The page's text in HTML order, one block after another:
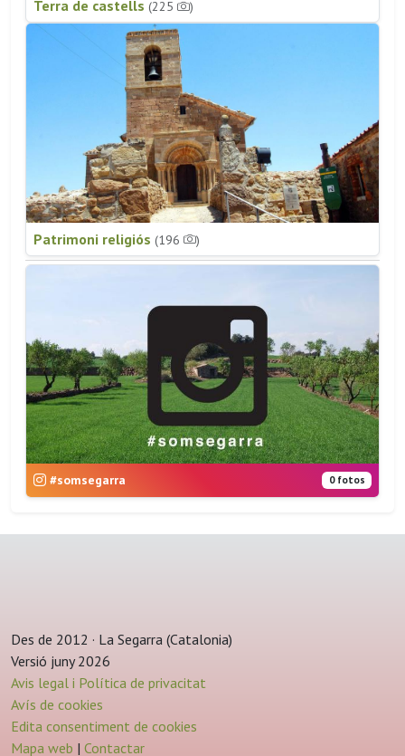
Terra de castells (225 )
Patrimoni religiós (196 )
#somsegarra 0 fotos
Des de 2012 · La Segarra (Catalonia)
Versió juny 2026
Avis legal i Política de privacitat
Avís de cookies
Edita consentiment de cookies
Mapa web | Contactar